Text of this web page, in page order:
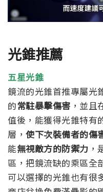
光錐推薦
五星光錐
鏡流的光錐首推專屬光
的常駐暴擊傷害 ，並
值後，能獲得光錐特有
層， 使下次裝備者的傷
能無視敵方的防禦力
區，把鏡流缺的乘區全
可以選擇的光錐也有很